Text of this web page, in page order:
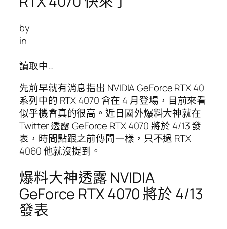
by
in
讀取中…
先前早就有消息指出 NVIDIA GeForce RTX 40
系列中的 RTX 4070 會在 4 月登場，目前來看
似乎機會真的很高。近日國外爆料大神就在
Twitter 透露 GeForce RTX 4070 將於 4/13 發
表，時間點跟之前傳聞一樣，只不過 RTX
4060 他就沒提到。
爆料大神透露 NVIDIA
GeForce RTX 4070 將於 4/13
發表